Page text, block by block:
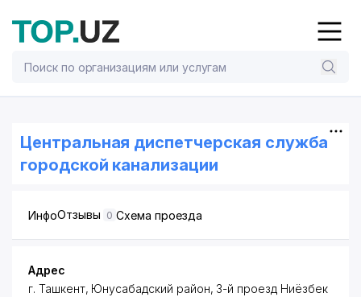
Центральная диспетчерская служба
городской канализации
ИнфоОтзывы 0 Схема проезда
Адрес
г. Ташкент, Юнусабадский район, 3-й проезд Ниёзбек